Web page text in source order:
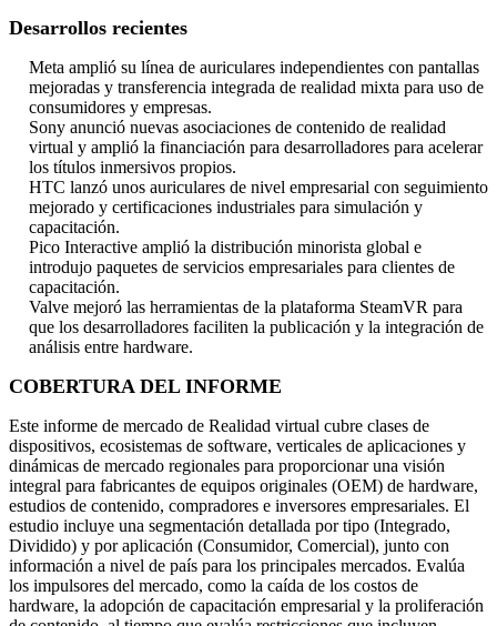
Desarrollos recientes
Meta amplió su línea de auriculares independientes con pantallas
mejoradas y transferencia integrada de realidad mixta para uso de
consumidores y empresas.
Sony anunció nuevas asociaciones de contenido de realidad
virtual y amplió la financiación para desarrolladores para acelerar
los títulos inmersivos propios.
HTC lanzó unos auriculares de nivel empresarial con seguimiento
mejorado y certificaciones industriales para simulación y
capacitación.
Pico Interactive amplió la distribución minorista global e
introdujo paquetes de servicios empresariales para clientes de
capacitación.
Valve mejoró las herramientas de la plataforma SteamVR para
que los desarrolladores faciliten la publicación y la integración de
análisis entre hardware.
COBERTURA DEL INFORME
Este informe de mercado de Realidad virtual cubre clases de
dispositivos, ecosistemas de software, verticales de aplicaciones y
dinámicas de mercado regionales para proporcionar una visión
integral para fabricantes de equipos originales (OEM) de hardware,
estudios de contenido, compradores e inversores empresariales. El
estudio incluye una segmentación detallada por tipo (Integrado,
Dividido) y por aplicación (Consumidor, Comercial), junto con
información a nivel de país para los principales mercados. Evalúa
los impulsores del mercado, como la caída de los costos de
hardware, la adopción de capacitación empresarial y la proliferación